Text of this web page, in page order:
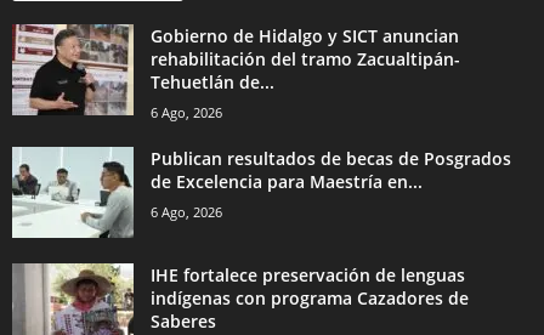
Gobierno de Hidalgo y SICT anuncian
rehabilitación del tramo Zacualtipán-
Tehuetlán de...
6 Ago, 2026
Publican resultados de becas de Posgrados
de Excelencia para Maestría en...
6 Ago, 2026
IHE fortalece preservación de lenguas
indígenas con programa Cazadores de
Saberes